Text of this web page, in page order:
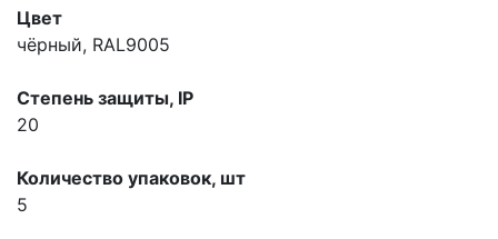
Цвет
чёрный, RAL9005
Степень защиты, IP
20
Количество упаковок, шт
5